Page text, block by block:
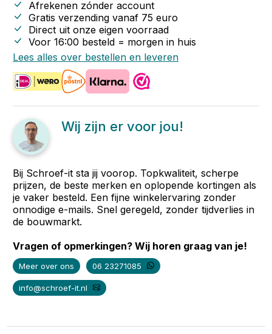
Afrekenen zónder account
Gratis verzending vanaf 75 euro
Direct uit onze eigen voorraad
Voor 16:00 besteld = morgen in huis
Lees alles over bestellen en leveren
Wij zijn er voor jou!
Bij Schroef-it sta jij voorop. Topkwaliteit, scherpe
prijzen, de beste merken en oplopende kortingen als
je vaker besteld. Een fijne winkelervaring zonder
onnodige e-mails. Snel geregeld, zonder tijdverlies in
de bouwmarkt.
Vragen of opmerkingen? Wij horen graag van je!
Meer over ons 06 23271085
info@schroef-it.nl